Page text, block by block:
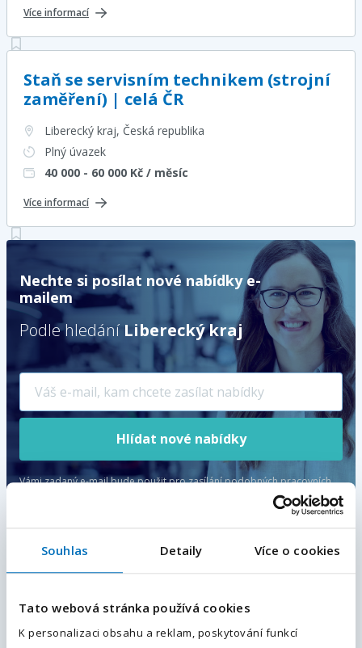
Souhlas Detaily Více o cookies
Tato webová stránka používá cookies
K personalizaci obsahu a reklam, poskytování funkcí
Více informací
Staň se servisním technikem (strojní
zaměření) | celá ČR
Liberecký kraj, Česká republika
Plný úvazek
40 000 - 60 000 Kč / měsíc
Více informací
Nechte si posílat nové nabídky e-
mailem
Podle hledání Liberecký kraj
Hlídat nové nabídky
Vámi zadaný e-mail bude použit pro zasílání podobných pracovních
zpracováním osobních údajů.
Kvalitář – elektrotechnik / elektrikář
| bez směn
Liberec, Liberecký kraj, Česká republika
E-mailová adresa
Váš telefon*